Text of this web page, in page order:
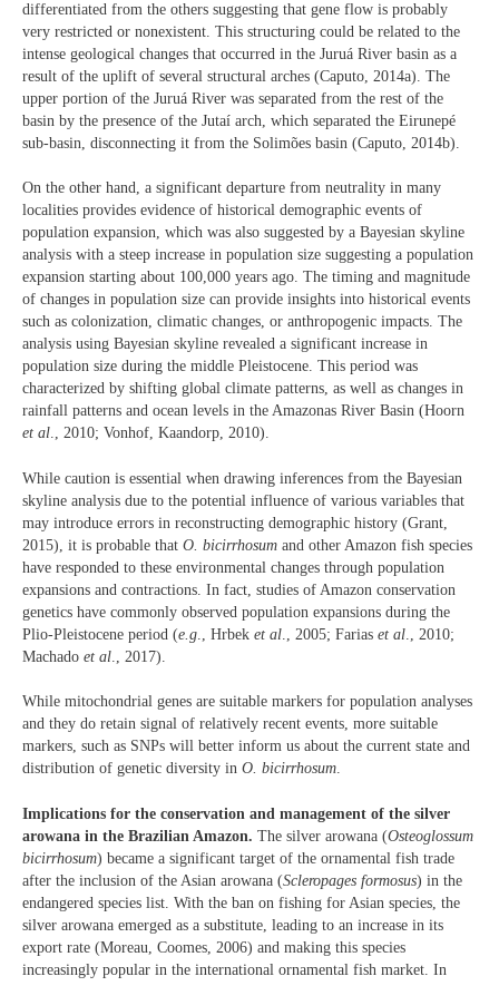
differentiated from the others suggesting that gene flow is probably
very restricted or nonexistent. This structuring could be related to the
intense geological changes that occurred in the Juruá River basin as a
result of the uplift of several structural arches (Caputo, 2014a). The
upper portion of the Juruá River was separated from the rest of the
basin by the presence of the Jutaí arch, which separated the Eirunepé
sub-basin, disconnecting it from the Solimões basin (Caputo, 2014b).
On the other hand, a significant departure from neutrality in many
localities provides evidence of historical demographic events of
population expansion, which was also suggested by a Bayesian skyline
analysis with a steep increase in population size suggesting a population
expansion starting about 100,000 years ago. The timing and magnitude
of changes in population size can provide insights into historical events
such as colonization, climatic changes, or anthropogenic impacts. The
analysis using Bayesian skyline revealed a significant increase in
population size during the middle Pleistocene. This period was
characterized by shifting global climate patterns, as well as changes in
rainfall patterns and ocean levels in the Amazonas River Basin (Hoorn
et al., 2010; Vonhof, Kaandorp, 2010).
While caution is essential when drawing inferences from the Bayesian
skyline analysis due to the potential influence of various variables that
may introduce errors in reconstructing demographic history (Grant,
2015), it is probable that O. bicirrhosum and other Amazon fish species
have responded to these environmental changes through population
expansions and contractions. In fact, studies of Amazon conservation
genetics have commonly observed population expansions during the
Plio-Pleistocene period (e.g ., Hrbek et al ., 2005; Farias et al ., 2010;
Machado et al ., 2017).
While mitochondrial genes are suitable markers for population analyses
and they do retain signal of relatively recent events, more suitable
markers, such as SNPs will better inform us about the current state and
distribution of genetic diversity in O. bicirrhosum.
Implications for the conservation and management of the silver
arowana in the Brazilian Amazon. The silver arowana (Osteoglossum
bicirrhosum) became a significant target of the ornamental fish trade
after the inclusion of the Asian arowana (Scleropages formosus) in the
endangered species list. With the ban on fishing for Asian species, the
silver arowana emerged as a substitute, leading to an increase in its
export rate (Moreau, Coomes, 2006) and making this species
increasingly popular in the international ornamental fish market. In